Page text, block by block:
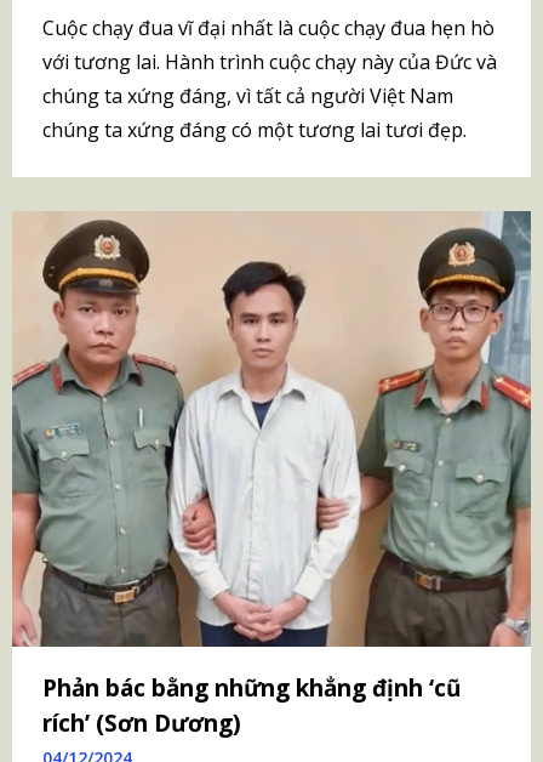
Cuộc chạy đua vĩ đại nhất là cuộc chạy đua hẹn hò
với tương lai. Hành trình cuộc chạy này của Đức và
chúng ta xứng đáng, vì tất cả người Việt Nam
chúng ta xứng đáng có một tương lai tươi đẹp.
Phản bác bằng những khẳng định ‘cũ
rích’ (Sơn Dương)
04/12/2024